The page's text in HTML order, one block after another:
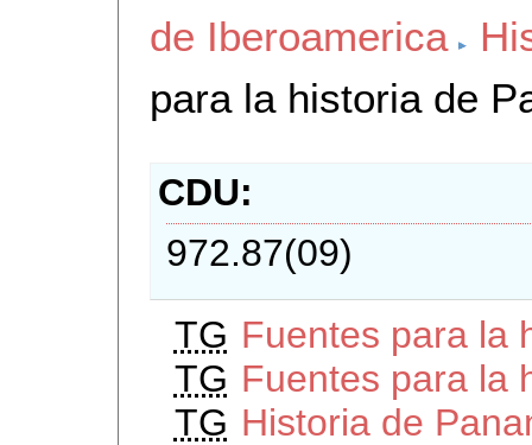
de Iberoamerica
para la historia de
CDU
972.87(09)
TG Fuentes para la
TG Fuentes para la
TG Historia de